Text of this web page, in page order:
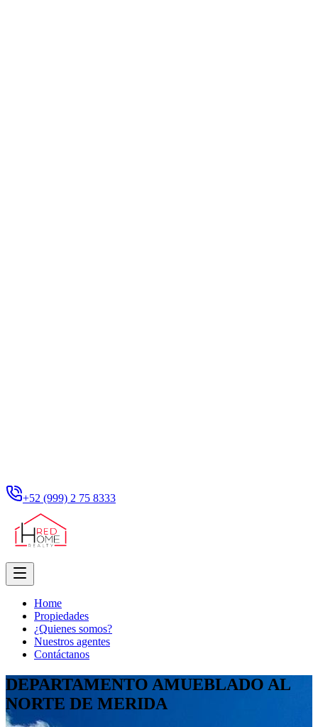
+52 (999) 2 75 8333
Home
Propiedades
¿Quienes somos?
Nuestros agentes
Contáctanos
DEPARTAMENTO AMUEBLADO AL
NORTE DE MERIDA